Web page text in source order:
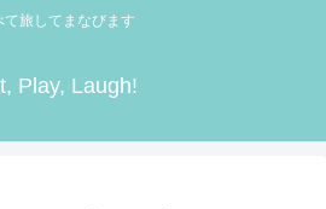
て旅してまなびます
Play, Laugh!